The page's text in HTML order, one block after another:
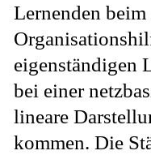
Lernenden
eigenständigen
bei einer
lineare
kommen. Die